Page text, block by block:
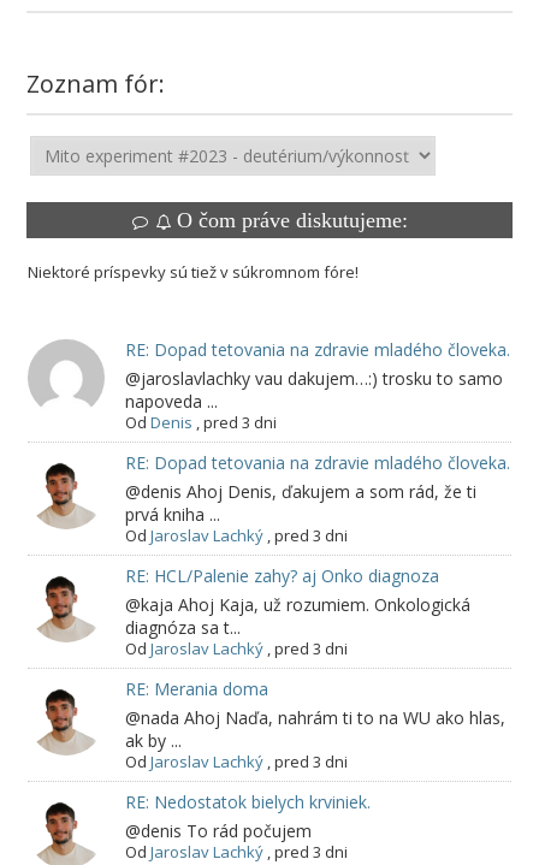
Zoznam fór:
O čom práve diskutujeme:
Niektoré príspevky sú tiež v súkromnom fóre!
RE: Dopad tetovania na zdravie mladého človeka.
@jaroslavlachky vau dakujem…:) trosku to samo
napoveda ...
Od Denis ,pred 3 dni
RE: Dopad tetovania na zdravie mladého človeka.
@denis Ahoj Denis, ďakujem a som rád, že ti
prvá kniha ...
Od Jaroslav Lachký,pred 3 dni
RE: HCL/Palenie zahy? aj Onko diagnoza
@kaja Ahoj Kaja, už rozumiem. Onkologická
diagnóza sa t...
Od Jaroslav Lachký,pred 3 dni
RE: Merania doma
@nada Ahoj Naďa, nahrám ti to na WU ako hlas,
ak by ...
Od Jaroslav Lachký,pred 3 dni
RE: Nedostatok bielych krviniek.
@denis To rád počujem
Od Jaroslav Lachký,pred 3 dni